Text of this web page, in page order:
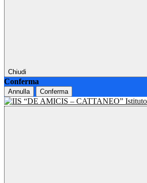
Chiudi
Conferma
Annulla Conferma